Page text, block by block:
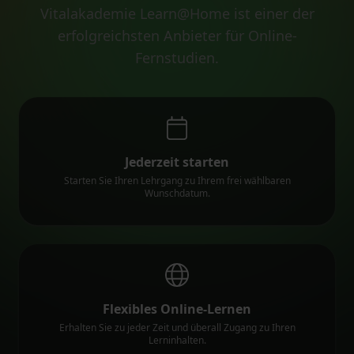
Vitalakademie Learn@Home ist einer der
erfolgreichsten Anbieter für Online-
Fernstudien.
Jederzeit starten
Starten Sie Ihren Lehrgang zu Ihrem frei wählbaren
Wunschdatum.
Flexibles Online-Lernen
Erhalten Sie zu jeder Zeit und überall Zugang zu Ihren
Lerninhalten.